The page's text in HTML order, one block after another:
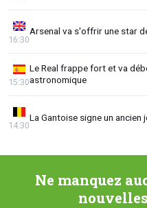
Arsenal va s'offrir une star
16:30
Le Real frappe fort et va
astronomique
15:30
La Gantoise signe un ancien
14:30
Ne manquez